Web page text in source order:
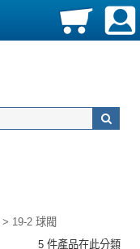
> 19-2 球閥
5 件產品在此分類